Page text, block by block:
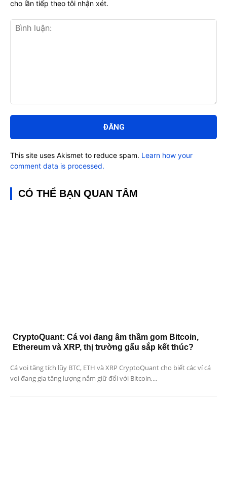
luận:
cho lần tiếp theo tôi nhận xét.
This site uses Akismet to reduce spam. Learn how your
comment data is processed.
CÓ THỂ BẠN QUAN TÂM
CryptoQuant: Cá voi đang âm thầm gom Bitcoin,
Ethereum và XRP, thị trường gấu sắp kết thúc?
Cá voi tăng tích lũy BTC, ETH và XRP CryptoQuant cho biết các ví cá
voi đang gia tăng lượng nắm giữ đối với Bitcoin,...